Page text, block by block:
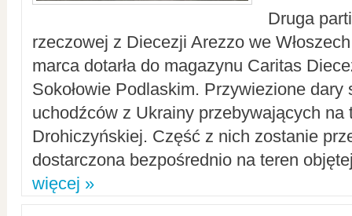
Druga
rzeczowej z Diecezji Arezzo we
marca dotarła do magazynu Caritas
Sokołowie Podlaskim. Przywiezione dary
uchodźców z Ukrainy przebywających na
Drohiczyńskiej. Część z nich zostanie
dostarczona bezpośrednio na teren
więcej »